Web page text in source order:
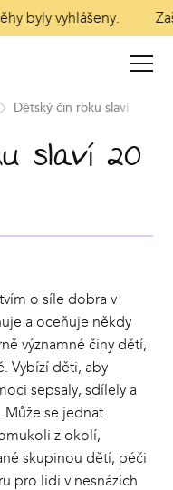
byly vyhlášeny.
Dětský čin roku slaví 20 let
slaví 20
o síle dobra v
a oceňuje někdy
významné činy dětí,
Vybízí děti, aby
sepsaly, sdílely a
Může se jednat
z okolí,
skupinou dětí, péči
pro lidi v nesnázích